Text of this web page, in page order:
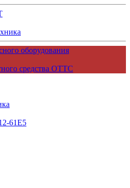
оборудования
средства ОТТС
61Е5